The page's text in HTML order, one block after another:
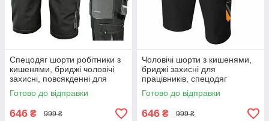
Спецодяг шорти робітники з
кишенями, бриджі чоловічі
захисні, повсякденні для
працівників, уніформа якісна,
роба польша
Готово до відправки
646 ₴ 999 ₴
Чоловічі шорти з кишенями,
бриджі захисні для
працівників, спецодяг
уніформа, польша
Готово до відправки
646 ₴ 999 ₴